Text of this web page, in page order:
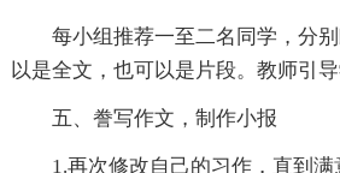
每小组推荐一至二名同学，分
以是全文，也可以是片段。教师引导
五、誊写作文，制作小报
1.再次修改自己的习作，直到